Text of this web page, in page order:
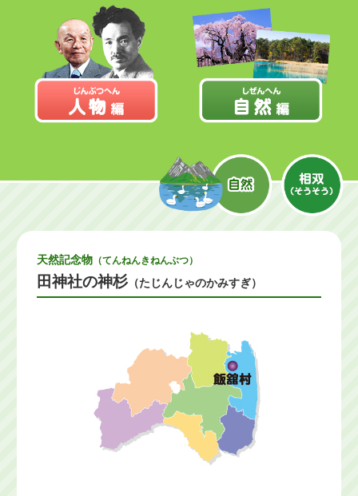
天然記念物 （てんねんきねんぶつ）
田神社の神杉（たじんじゃのかみすぎ）